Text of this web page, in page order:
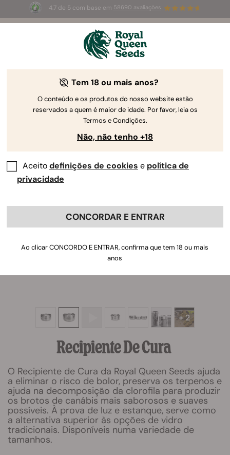
4.7 de 5 com base em 58690 avaliações
3 sementes White Widow Auto
+ 2
Recipiente De Cura
O Recipiente de Cura da Royal Queen Seeds ajuda
a eliminar o risco de bolor, preserva os terpenos e
ajuda na decomposição da clorofila para produzir
os brotos de canábis mais saborosos e suaves
possíveis. À prova de luz e estanque, serve como
a alternativa superior às opções de vidro
tradicionais. Disponíveis numa variedade de
tamanhos.
Tem 18 ou mais anos?
O conteúdo e os produtos do nosso website estão
reservados a quem é maior de idade. Por favor, leia os
Termos e Condições.
Não, não tenho +18
Aceitodefinições de cookies e política de
privacidade
CONCORDAR E ENTRAR
Ao clicar CONCORDO E ENTRAR, confirma que tem 18 ou mais
anos